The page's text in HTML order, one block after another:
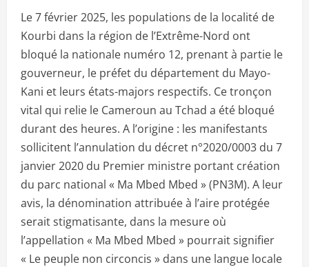
Le 7 février 2025, les populations de la localité de
Kourbi dans la région de l’Extrême-Nord ont
bloqué la nationale numéro 12, prenant à partie le
gouverneur, le préfet du département du Mayo-
Kani et leurs états-majors respectifs. Ce tronçon
vital qui relie le Cameroun au Tchad a été bloqué
durant des heures. A l’origine : les manifestants
sollicitent l’annulation du décret n°2020/0003 du 7
janvier 2020 du Premier ministre portant création
du parc national « Ma Mbed Mbed » (PN3M). A leur
avis, la dénomination attribuée à l’aire protégée
serait stigmatisante, dans la mesure où
l’appellation « Ma Mbed Mbed » pourrait signifier
« Le peuple non circoncis » dans une langue locale